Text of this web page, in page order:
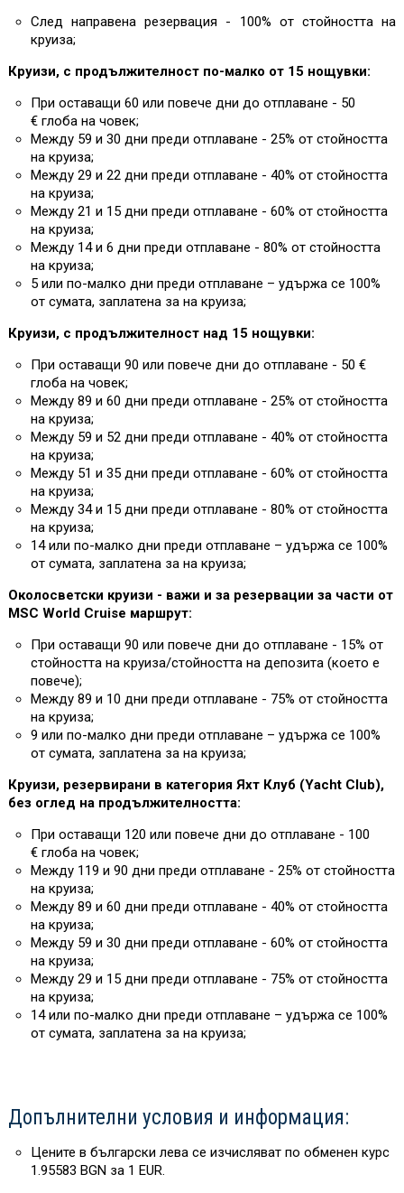
След направена резервация - 100% от стойността на
круиза;
Круизи, с продължителност по-малко от 15 нощувки:
При оставащи 60 или повече дни до отплаване - 50
€ глоба на човек;
Между 59 и 30 дни преди отплаване - 25% от стойността
на круиза;
Между 29 и 22 дни преди отплаване - 40% от стойността
на круиза;
Между 21 и 15 дни преди отплаване - 60% от стойността
на круиза;
Между 14 и 6 дни преди отплаване - 80% от стойността
на круиза;
5 или по-малко дни преди отплаване – удържа се 100%
от сумата, заплатена за на круиза;
Круизи, с продължителност над 15 нощувки:
При оставащи 90 или повече дни до отплаване - 50 €
глоба на човек;
Между 89 и 60 дни преди отплаване - 25% от стойността
на круиза;
Между 59 и 52 дни преди отплаване - 40% от стойността
на круиза;
Между 51 и 35 дни преди отплаване - 60% от стойността
на круиза;
Между 34 и 15 дни преди отплаване - 80% от стойността
на круиза;
14 или по-малко дни преди отплаване – удържа се 100%
от сумата, заплатена за на круиза;
Околосветски круизи - важи и за резервации за части от
MSC World Cruise маршрут:
При оставащи 90 или повече дни до отплаване - 15% от
стойността на круиза/стойността на депозита (което е
повече);
Между 89 и 10 дни преди отплаване - 75% от стойността
на круиза;
9 или по-малко дни преди отплаване – удържа се 100%
от сумата, заплатена за на круиза;
Круизи, резервирани в категория Яхт Клуб (Yacht Club),
без оглед на продължителността:
При оставащи 120 или повече дни до отплаване - 100
€ глоба на човек;
Между 119 и 90 дни преди отплаване - 25% от стойността
на круиза;
Между 89 и 60 дни преди отплаване - 40% от стойността
на круиза;
Между 59 и 30 дни преди отплаване - 60% от стойността
на круиза;
Между 29 и 15 дни преди отплаване - 75% от стойността
на круиза;
14 или по-малко дни преди отплаване – удържа се 100%
от сумата, заплатена за на круиза;
Допълнителни условия и информация:
Цените в български лева се изчисляват по обменен курс
1.95583 BGN за 1 EUR.